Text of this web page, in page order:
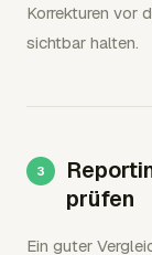
Korrekturen vor
sichtbar halten.
prüfen
Ein guter